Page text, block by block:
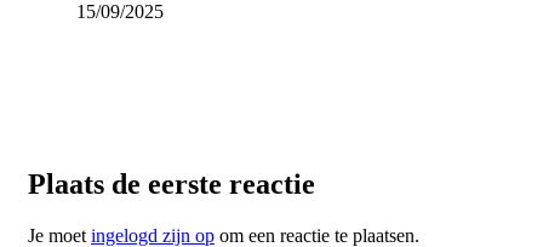
15/09/2025
Plaats de eerste reactie
Je moet ingelogd zijn op om een reactie te plaatsen.